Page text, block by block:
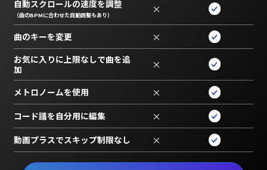
自動スクロールの速度を調整
（曲のBPMに合わせた自動調整もあり） ×
曲のキーを変更 ×
お気に入りに上限なしで曲を追
加
×
メトロノームを使用 ×
コード譜を自分用に編集 ×
動画プラスでスキップ制限なし ×